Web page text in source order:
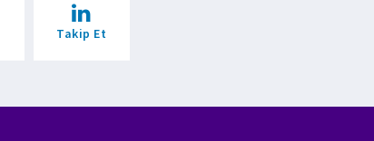
Takip Et